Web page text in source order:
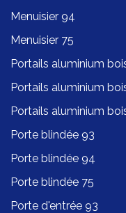
Menuisier 94
Menuisier 75
Portails aluminium
Portails aluminium
Portails aluminium
Porte blindée 93
Porte blindée 94
Porte blindée 75
Porte d'entrée 93